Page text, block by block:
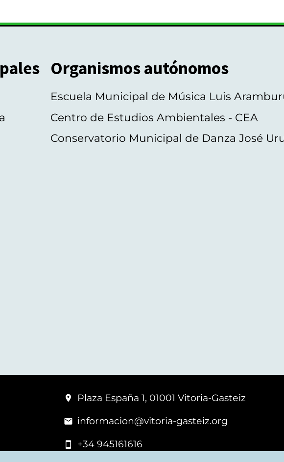
Organismos autónomos
Escuela Municipal de Música Luis
Centro de Estudios Ambientales - CEA
Conservatorio Municipal de Danza José
Plaza España 1, 01001 Vitoria-Gasteiz
informacion@vitoria-gasteiz.org
+34 945161616